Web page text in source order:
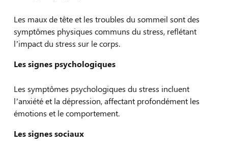
Les maux de tête et les troubles du sommeil sont des
symptômes physiques communs du stress, reflétant
l’impact du stress sur le corps.
Les signes psychologiques
Les symptômes psychologiques du stress incluent
l’anxiété et la dépression, affectant profondément les
émotions et le comportement.
Les signes sociaux